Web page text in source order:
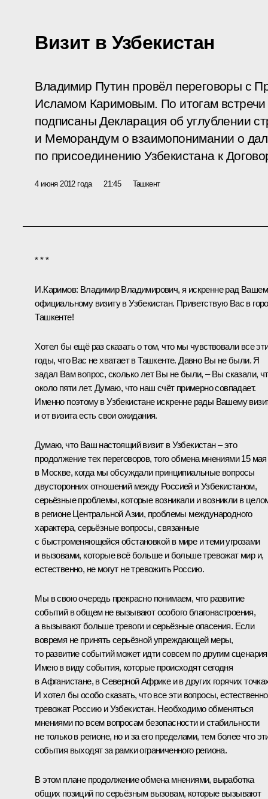
Визит в Узбекистан
Владимир Путин провёл переговоры с
Исламом Каримовым. По итогам встречи
подписаны Декларация об углублении
и Меморандум о взаимопонимании о
по присоединению Узбекистана к
4 июня 2012 года 21:45 Ташкент
* * *
И.Каримов: Владимир Владимирович, я искренне рад
официальному визиту в Узбекистан. Приветствую Вас в
Ташкенте!
Хотел бы ещё раз сказать о том, что мы чувствовали все
годы, что Вас не хватает в Ташкенте. Давно Вы не были. Я
задал Вам вопрос, сколько лет Вы не были, – Вы сказали,
около пяти лет. Думаю, что наш счёт примерно совпадает.
Именно поэтому в Узбекистане искренне рады Вашему
и от визита есть свои ожидания.
Думаю, что Ваш настоящий визит в Узбекистан – это
продолжение тех переговоров, того обмена мнениями 15 мая
в Москве, когда мы обсуждали принципиальные вопросы
двусторонних отношений между Россией и Узбекистаном,
серьёзные проблемы, которые возникали и возникли в
в регионе Центральной Азии, проблемы международного
характера, серьёзные вопросы, связанные
с быстроменяющейся обстановкой в мире и теми угрозами
и вызовами, которые всё больше и больше тревожат мир и,
естественно, не могут не тревожить Россию.
Мы в свою очередь прекрасно понимаем, что развитие
событий в общем не вызывают особого благонастроения,
а вызывают больше тревоги и серьёзные опасения. Если
вовремя не принять серьёзной упреждающей меры,
то развитие событий может идти совсем по другим
Имею в виду события, которые происходят сегодня
в Афганистане, в Северной Африке и в других горячих
И хотел бы особо сказать, что все эти вопросы,
тревожат Россию и Узбекистан. Необходимо обменяться
мнениями по всем вопросам безопасности и стабильности
не только в регионе, но и за его пределами, тем более что
события выходят за рамки ограниченного региона.
В этом плане продолжение обмена мнениями, выработка
общих позиций по серьёзным вызовам, которые вызывают